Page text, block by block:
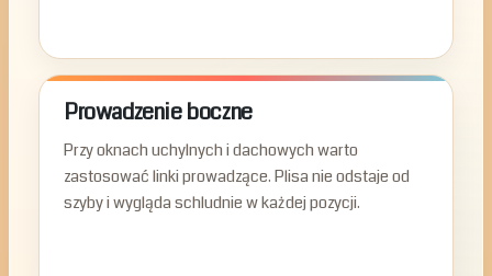
Prowadzenie boczne
Przy oknach uchylnych i dachowych warto
zastosować linki prowadzące. Plisa nie odstaje od
szyby i wygląda schludnie w każdej pozycji.